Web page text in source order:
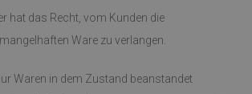
hat das Recht, vom Kunden die
Ware zu verlangen.
Waren in dem Zustand beanstandet